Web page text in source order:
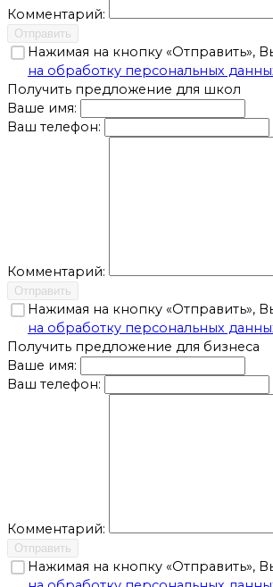
Комментарий:
Отправить
Нажимая на кнопку «Отправить»,
на обработку персональных
Получить предложение для школ
Ваше имя:
Ваш телефон:
Комментарий:
Отправить
Нажимая на кнопку «Отправить»,
на обработку персональных
Получить предложение для бизнеса
Ваше имя:
Ваш телефон:
Комментарий:
Отправить
Нажимая на кнопку «Отправить»,